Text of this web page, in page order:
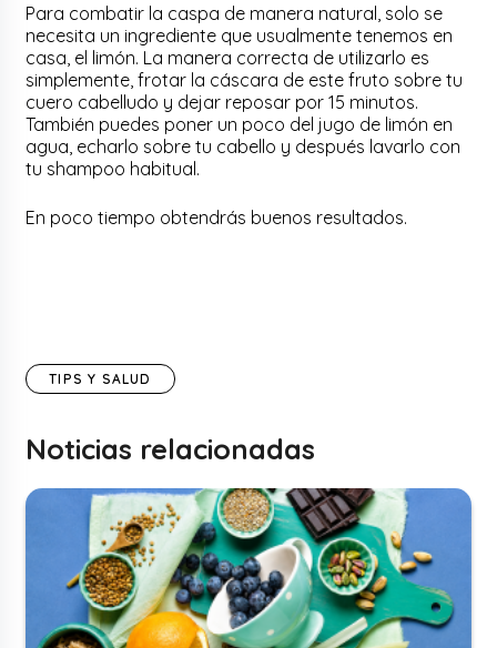
Para combatir la caspa de manera natural, solo se
necesita un ingrediente que usualmente tenemos en
casa, el limón. La manera correcta de utilizarlo es
simplemente, frotar la cáscara de este fruto sobre tu
cuero cabelludo y dejar reposar por 15 minutos.
También puedes poner un poco del jugo de limón en
agua, echarlo sobre tu cabello y después lavarlo con
tu shampoo habitual.
En poco tiempo obtendrás buenos resultados.
TIPS Y SALUD
Noticias relacionadas